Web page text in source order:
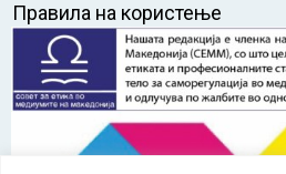
Правила на користење